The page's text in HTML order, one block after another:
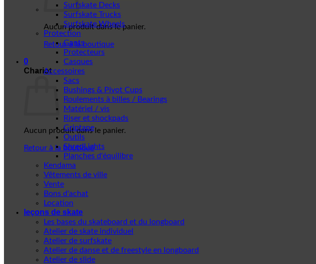
Aucun produit dans le panier.
Retour à la boutique
0
Chariot
Aucun produit dans le panier.
Retour à la boutique
Surfskate Decks
Surfskate Trucks
Surfskate Wheels
Protection
Gants
Protecteurs
Casques
Accessoires
Sacs
Bushings & Pivot Cups
Roulements à billes / Bearings
Matériel / vis
Riser et shockpads
Griptape
Outils
ShredLights
Planches d'équilibre
Kendama
Vêtements de ville
Vente
Bons d'achat
Location
leçons de skate
Les bases du skateboard et du longboard
Atelier de skate individuel
Atelier de surfskate
Atelier de danse et de freestyle en longboard
Atelier de slide